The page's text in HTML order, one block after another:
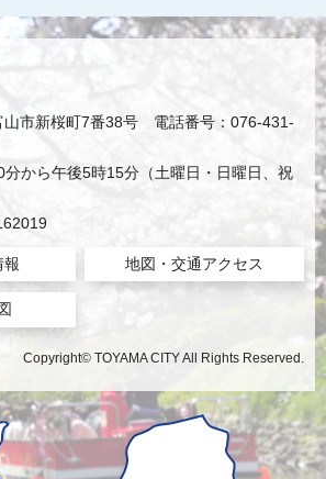
山市新桜町7番38号 電話番号：076-431-
分から午後5時15分（土曜日・日曜日、祝
報 地図・交通アクセス
Copyright© TOYAMA CITY All Rights Reserved.